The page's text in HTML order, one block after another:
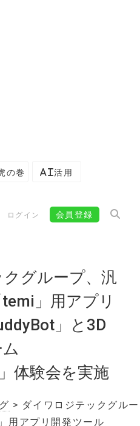
の巻 AI活用
ログイン 会員登録
グループ、汎
」用アプリ
」と3D
」体験会を実施
> ダイワロジテックグルー
用アプリ開発ツール